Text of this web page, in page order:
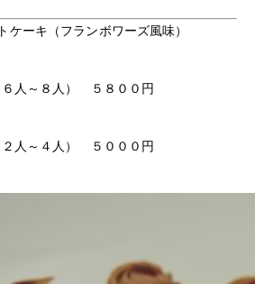
ケーキ（フランボワーズ風味）
人～８人） ５８００円
人～４人） ５０００円